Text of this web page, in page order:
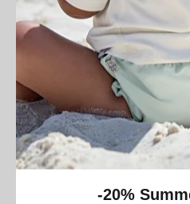
Ланчбокс PP Lässig Little Gang
-20%